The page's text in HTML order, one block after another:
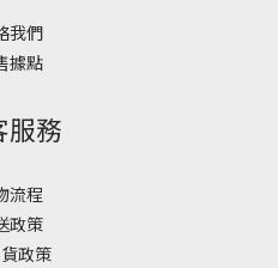
我們
據點
服務
流程
政策
政策